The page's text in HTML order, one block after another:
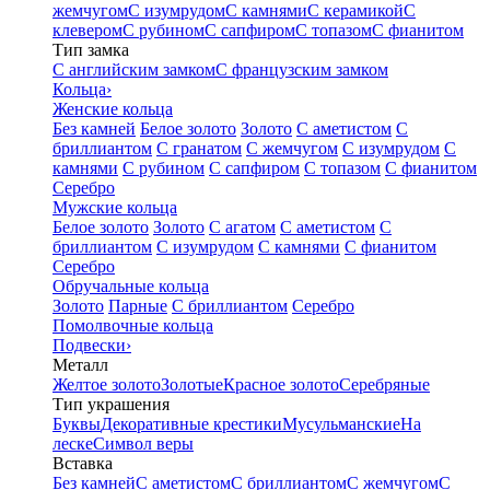
жемчугомС изумрудомС камнямиС керамикойС
клеверомС рубиномС сапфиромС топазомС фианитом
Тип замка
С английским замкомС французским замком
Кольца›
Женские кольца
Без камней Белое золото Золото С аметистом С
бриллиантом С гранатом С жемчугом С изумрудом С
камнями С рубином С сапфиром С топазом С фианитом
Серебро
Мужские кольца
Белое золото Золото С агатом С аметистом С
бриллиантом С изумрудом С камнями С фианитом
Серебро
Обручальные кольца
Золото Парные С бриллиантом Серебро
Помолвочные кольца
Подвески›
Металл
Желтое золотоЗолотыеКрасное золотоСеребряные
Тип украшения
БуквыДекоративные крестикиМусульманскиеНа
лескеСимвол веры
Вставка
Без камнейС аметистомС бриллиантомС жемчугомС